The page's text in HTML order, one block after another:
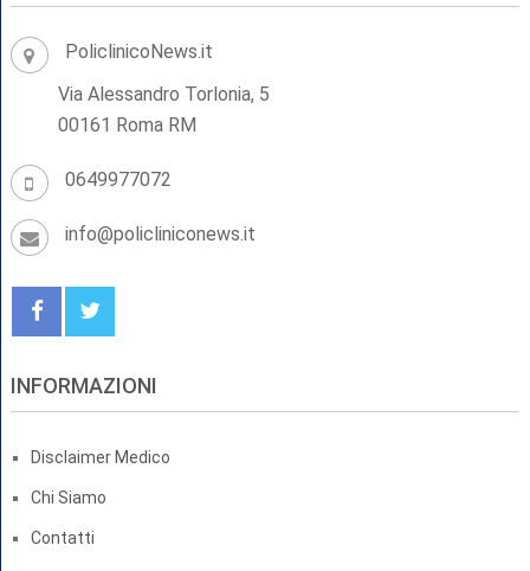
PoliclinicoNews.it
Via Alessandro Torlonia, 5
00161 Roma RM
0649977072
info@policliniconews.it
INFORMAZIONI
Disclaimer Medico
Chi Siamo
Contatti